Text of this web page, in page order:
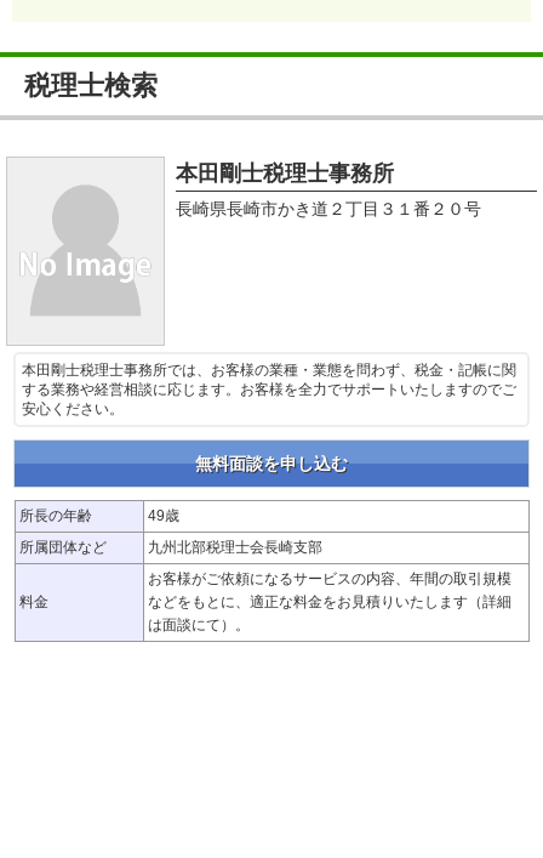
税理士検索
本田剛士税理士事務所
長崎県長崎市かき道２丁目３１番２０号
本田剛士税理士事務所では、お客様の業種・業態を問わず、税金・記帳に関
する業務や経営相談に応じます。お客様を全力でサポートいたしますのでご
安心ください。
無料面談を申し込む
所長の年齢
49歳
所属団体など
九州北部税理士会長崎支部
料金
お客様がご依頼になるサービスの内容、年間の取引規模
などをもとに、適正な料金をお見積りいたします（詳細
は面談にて）。